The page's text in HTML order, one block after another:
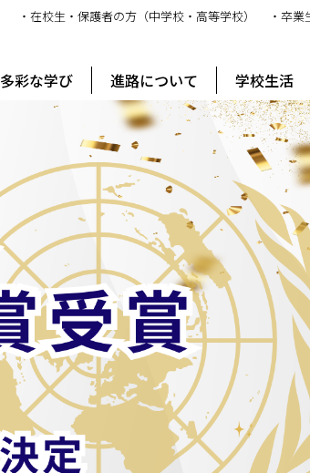
・在校生・保護者の方（中学校・高等学校） ・卒
多彩な学び 進路について 学校生活